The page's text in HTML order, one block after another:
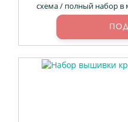
схема / полный набор в